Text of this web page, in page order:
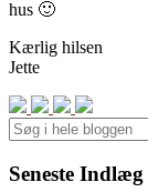
hus 🙂
Kærlig hilsen
Jette
Seneste Indlæg